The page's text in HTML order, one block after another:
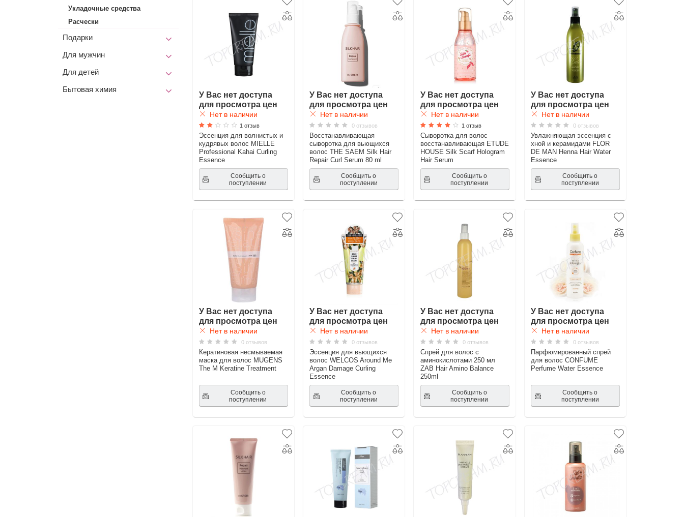
У Вас нет доступа
для просмотра цен
Нет в наличии
1 отзыв
Эссенция для волнистых и
кудрявых волос MIELLE
Professional Kahai Curling
Essence
Сообщить о
поступлении
У Вас нет доступа
для просмотра цен
Нет в наличии
0 отзывов
Восстанавливающая
сыворотка для вьющихся
волос THE SAEM Silk Hair
Repair Curl Serum 80 ml
Сообщить о
поступлении
У Вас нет доступа
для просмотра цен
Нет в наличии
1 отзыв
Сыворотка для волос
восстанавливающая ETUDE
HOUSE Silk Scarf Hologram
Hair Serum
Сообщить о
поступлении
У Вас нет доступа
для просмотра цен
Нет в наличии
0 отзывов
Увлажняющая эссенция с
хной и керамидами FLOR
DE MAN Henna Hair Water
Essence
Сообщить о
поступлении
У Вас нет доступа
для просмотра цен
Нет в наличии
0 отзывов
Кератиновая несмываемая
маска для волос MUGENS
The M Keratine Treatment
Сообщить о
поступлении
У Вас нет доступа
для просмотра цен
Нет в наличии
0 отзывов
Эссенция для вьющихся
волос WELCOS Around Me
Argan Damage Curling
Essence
Сообщить о
поступлении
У Вас нет доступа
для просмотра цен
Нет в наличии
0 отзывов
Спрей для волос с
аминокислотами 250 мл
ZAB Hair Amino Balance
250ml
Сообщить о
поступлении
У Вас нет доступа
для просмотра цен
Нет в наличии
0 отзывов
Парфюмированный спрей
для волос CONFUME
Perfume Water Essence
Сообщить о
поступлении
Укладочные средства
Расчески
Подарки
Для мужчин
Для детей
Бытовая химия